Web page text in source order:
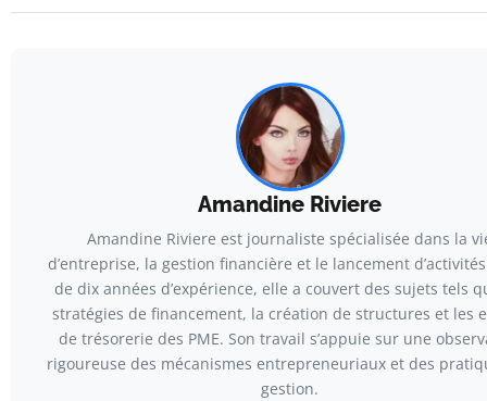
Amandine Riviere
Amandine Riviere est journaliste spécialisée dans la
d’entreprise, la gestion financière et le lancement
de dix années d’expérience, elle a couvert des sujets tels
stratégies de financement, la création de structures et les
de trésorerie des PME. Son travail s’appuie sur une
rigoureuse des mécanismes entrepreneuriaux et des
gestion.